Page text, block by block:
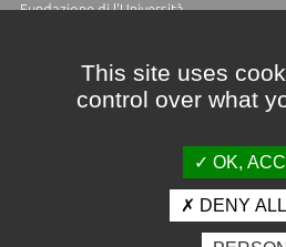
Fundazione di l'Università
Crédits et mentions légales
This site uses
control over what
OK,
DENY